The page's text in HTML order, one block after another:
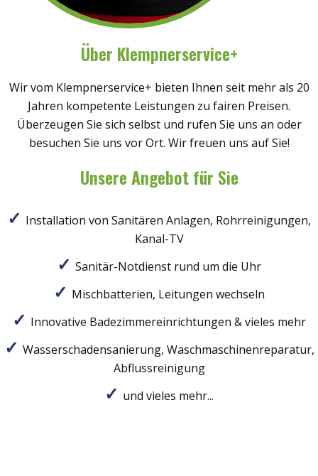
Über Klempnerservice+
Wir vom Klempnerservice+ bieten Ihnen seit mehr als 20
Jahren kompetente Leistungen zu fairen Preisen.
Überzeugen Sie sich selbst und rufen Sie uns an oder
besuchen Sie uns vor Ort. Wir freuen uns auf Sie!
Unsere Angebot für Sie
Installation von Sanitären Anlagen, Rohrreinigungen,
Kanal-TV
Sanitär-Notdienst rund um die Uhr
Mischbatterien, Leitungen wechseln
Innovative Badezimmereinrichtungen & vieles mehr
Wasserschadensanierung, Waschmaschinenreparatur,
Abflussreinigung
und vieles mehr...